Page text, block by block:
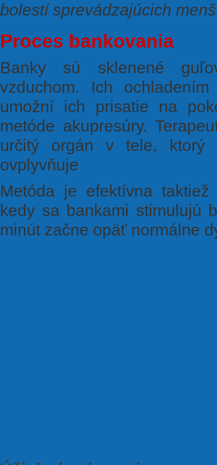
bolestí sprevádzajúcich
Proces bankovania
Banky sú sklenené
vzduchom. Ich
umožní ich prisatie na
metóde akupresúry.
určitý orgán v tele, ktorý
ovplyvňuje
Metóda je efektívna
kedy sa bankami stimulujú
minút začne opäť normálne